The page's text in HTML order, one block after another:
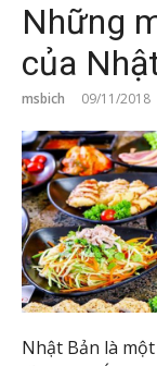
Những
của
msbich 09/11/2018
Nhật Bản là